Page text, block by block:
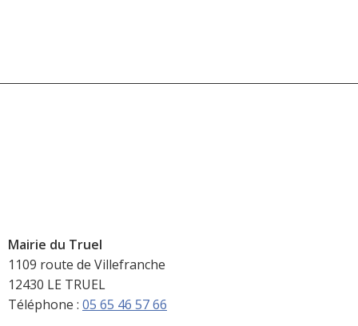
Mairie du Truel
1109 route de Villefranche
12430 LE TRUEL
Téléphone : 05 65 46 57 66